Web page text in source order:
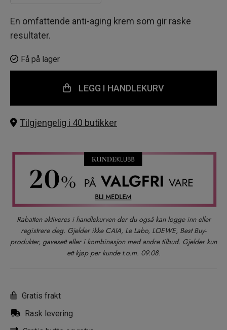
En omfattende anti-aging krem som gir raske
resultater.
Få på lager
LEGG I HANDLEKURV
Tilgjengelig i 40 butikker
Rabatten aktiveres i handlekurven der du også kan logge inn eller
registrere deg. Gjelder ikke CAIA, Le Labo, LOEWE, Best Buy-
produkter, gavesett eller i kombinasjon med andre tilbud. Gjelder kun
ett kjøp per kunde t.o.m. 09.08.
Gratis frakt
Rask levering